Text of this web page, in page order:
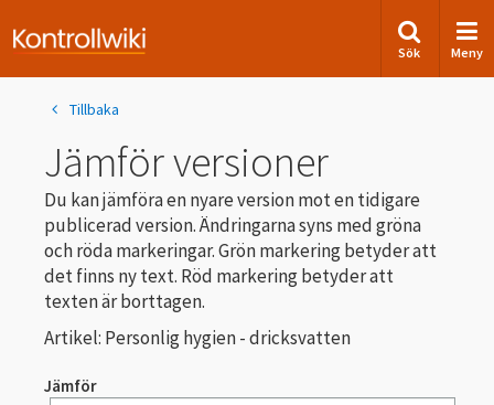
Sök Meny
Tillbaka
Jämför versioner
Du kan jämföra en nyare version mot en tidigare
publicerad version. Ändringarna syns med gröna
och röda markeringar. Grön markering betyder att
det finns ny text. Röd markering betyder att
texten är borttagen.
Artikel: Personlig hygien - dricksvatten
Jämför